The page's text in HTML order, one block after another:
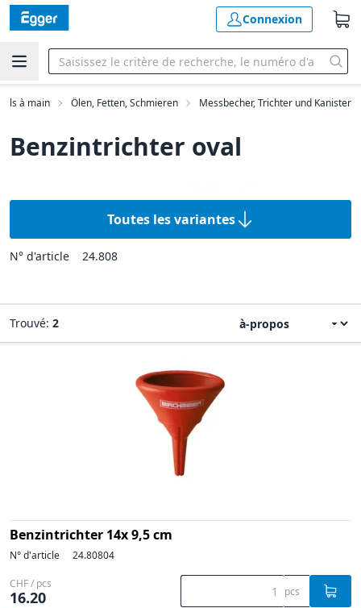
Connexion
à main Ölen, Fetten, Schmieren Messbecher, Trichter und Kanister
Benzintrichter oval
Toutes les variantes
N° d'article 24.808
Trouvé: 2
Benzintrichter 14x 9,5 cm
N° d'article 24.80804
CHF / pcs
16.20 pcs